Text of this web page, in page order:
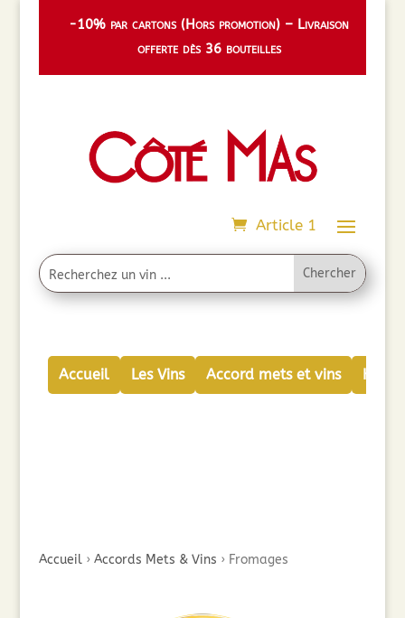
-10% par cartons (Hors promotion) – Livraison
offerte dès 36 bouteilles
Article 1
Accueil Les Vins Accord mets et vins
Accueil› Accords Mets & Vins › Fromages